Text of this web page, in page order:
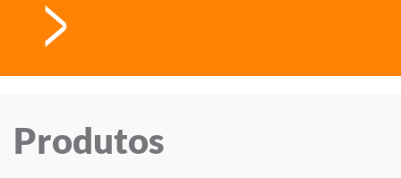
Produtos